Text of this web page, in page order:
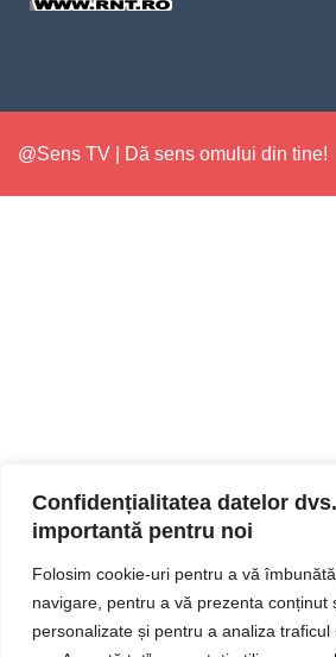
Confidențialitatea datelor
importantă pentru noi
Folosim cookie-uri pentru a vă
navigare, pentru a vă prezenta conținut
personalizate și pentru a analiza
@Sens TV | Dă sens omului din tine!